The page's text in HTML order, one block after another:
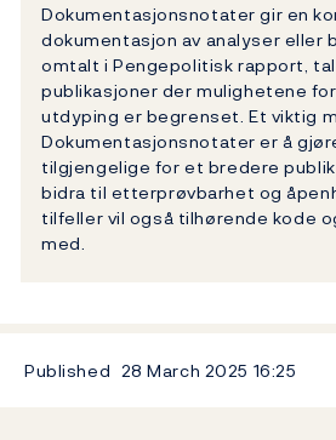
Dokumentasjonsnotater gir en
dokumentasjon av analyser eller
omtalt i Pengepolitisk rapport,
publikasjoner der mulighetene
utdyping er begrenset. Et viktig
Dokumentasjonsnotater er å
tilgjengelige for et bredere
bidra til etterprøvbarhet og
tilfeller vil også tilhørende kode
med.
Published 28 March 2025 16:25